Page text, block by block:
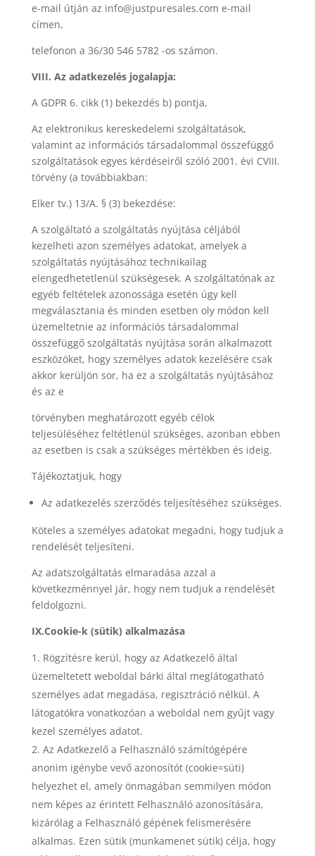
e-mail útján az info@justpuresales.com e-mail
címen,
telefonon a 36/30 546 5782 -os számon.
VIII. Az adatkezelés jogalapja:
A GDPR 6. cikk (1) bekezdés b) pontja,
Az elektronikus kereskedelemi szolgáltatások,
valamint az információs társadalommal összefüggő
szolgáltatások egyes kérdéseiről szóló 2001. évi CVIII.
törvény (a továbbiakban:
Elker tv.) 13/A. § (3) bekezdése:
A szolgáltató a szolgáltatás nyújtása céljából
kezelheti azon személyes adatokat, amelyek a
szolgáltatás nyújtásához technikailag
elengedhetetlenül szükségesek. A szolgáltatónak az
egyéb feltételek azonossága esetén úgy kell
megválasztania és minden esetben oly módon kell
üzemeltetnie az információs társadalommal
összefüggő szolgáltatás nyújtása során alkalmazott
eszközöket, hogy személyes adatok kezelésére csak
akkor kerüljön sor, ha ez a szolgáltatás nyújtásához
és az e
törvényben meghatározott egyéb célok
teljesüléséhez feltétlenül szükséges, azonban ebben
az esetben is csak a szükséges mértékben és ideig.
Tájékoztatjuk, hogy
Az adatkezelés szerződés teljesítéséhez szükséges.
Köteles a személyes adatokat megadni, hogy tudjuk a
rendelését teljesíteni.
Az adatszolgáltatás elmaradása azzal a
következménnyel jár, hogy nem tudjuk a rendelését
feldolgozni.
IX.Cookie-k (sütik) alkalmazása
Rögzítésre kerül, hogy az Adatkezelő által
üzemeltetett weboldal bárki által meglátogatható
személyes adat megadása, regisztráció nélkül. A
látogatókra vonatkozóan a weboldal nem gyűjt vagy
kezel személyes adatot.
Az Adatkezelő a Felhasználó számítógépére
anonim igénybe vevő azonosítót (cookie=süti)
helyezhet el, amely önmagában semmilyen módon
nem képes az érintett Felhasználó azonosítására,
kizárólag a Felhasználó gépének felismerésére
alkalmas. Ezen sütik (munkamenet sütik) célja, hogy